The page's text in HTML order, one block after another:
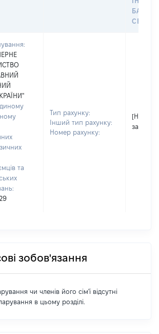
СЕЙФУ
та
Тип рахунку:
Інший тип рахунку:
Номер рахунку:
[Не
зобов'язання
чи членів його сім'ї відсутні
в цьому розділі.